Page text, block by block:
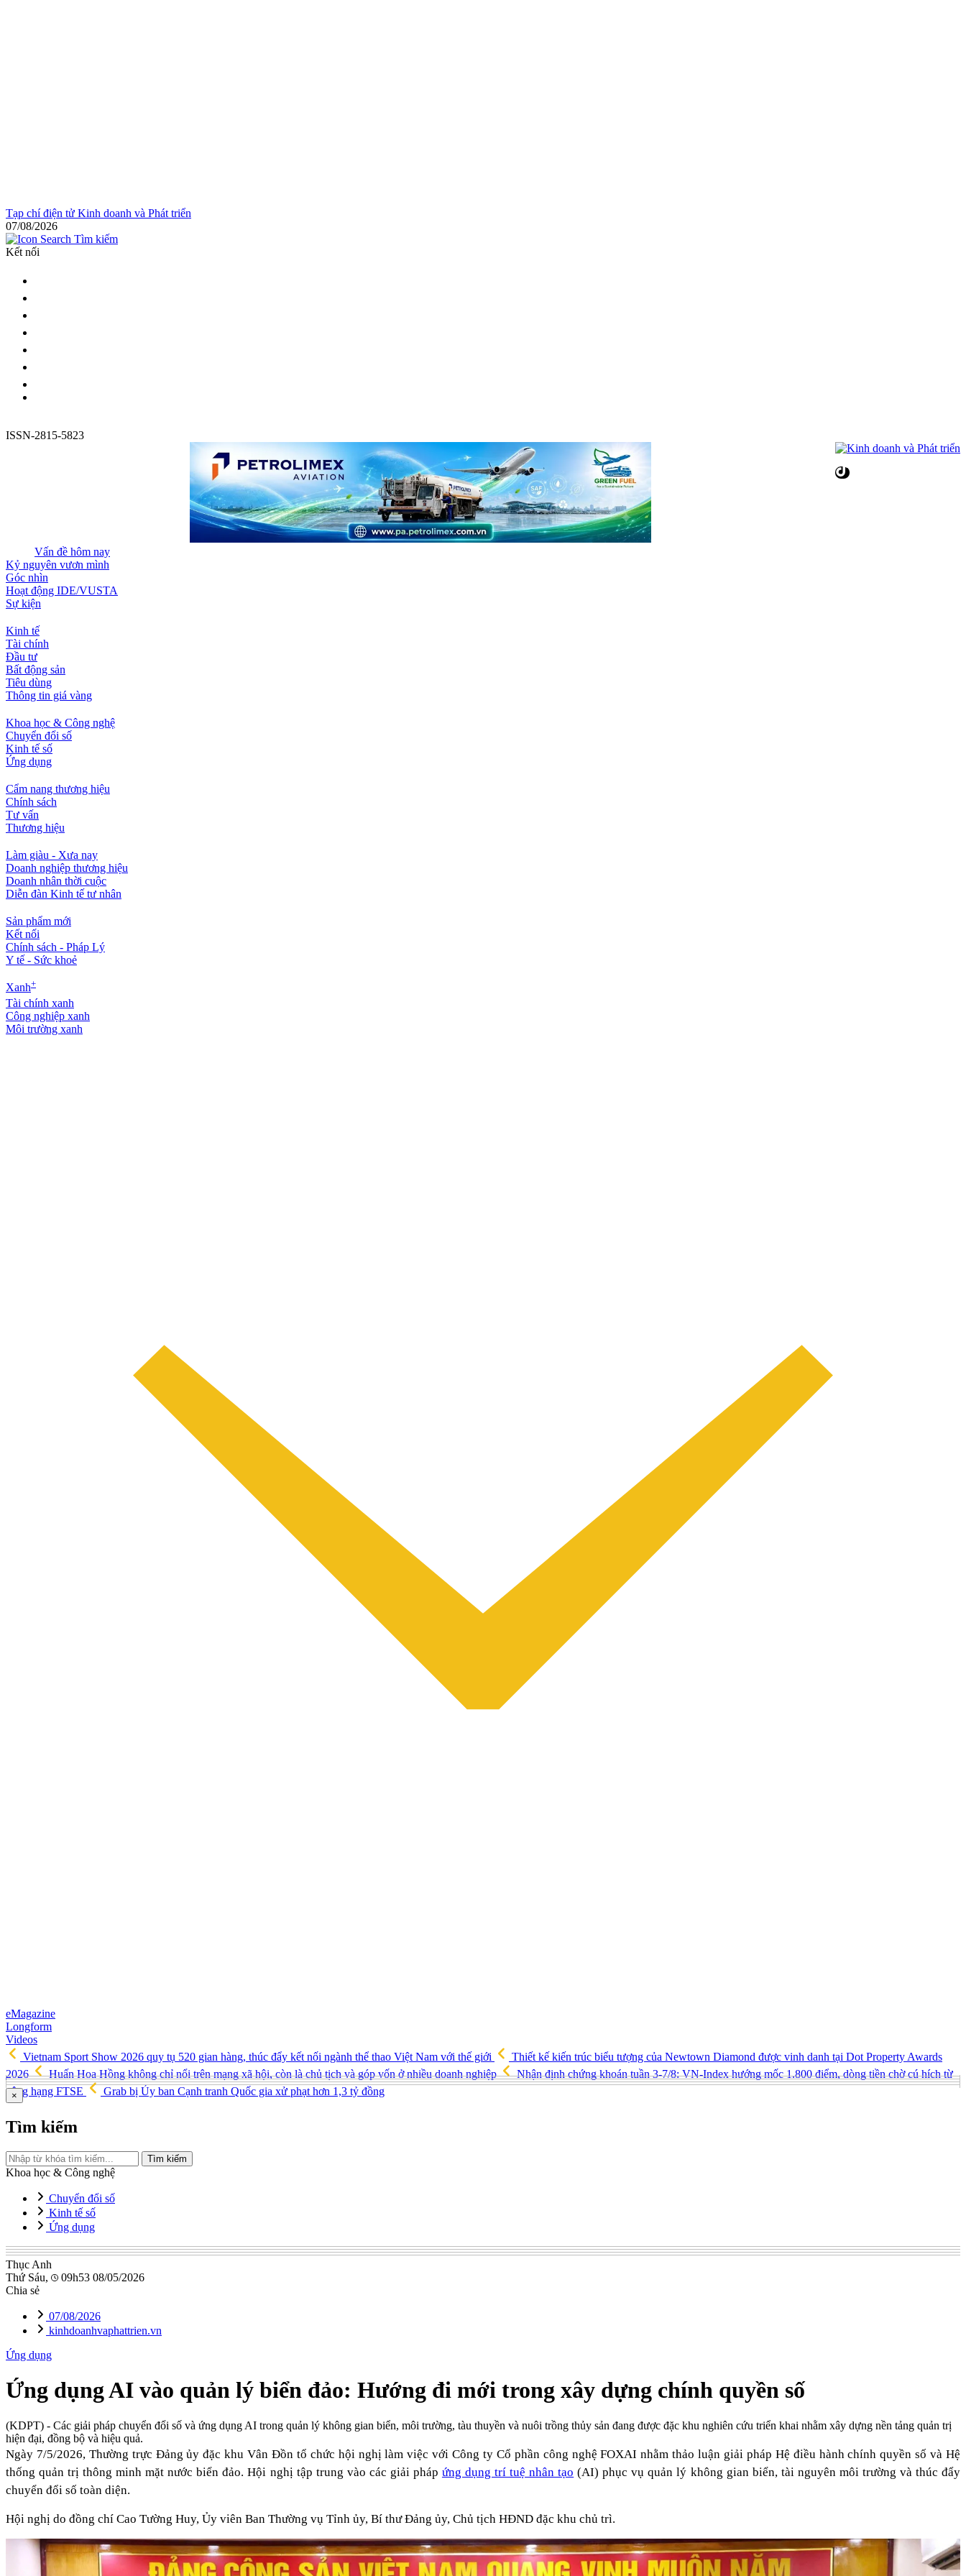
Tạp chí điện tử Kinh doanh và Phát triển
07/08/2026
Tìm kiếm
Kết nối
ISSN-2815-5823
Vấn đề hôm nay
Kỷ nguyên vươn mình
Góc nhìn
Hoạt động IDE/VUSTA
Sự kiện
Kinh tế
Tài chính
Đầu tư
Bất động sản
Tiêu dùng
Thông tin giá vàng
Khoa học & Công nghệ
Chuyển đổi số
Kinh tế số
Ứng dụng
Cẩm nang thương hiệu
Chính sách
Tư vấn
Thương hiệu
Làm giàu - Xưa nay
Doanh nghiệp thương hiệu
Doanh nhân thời cuộc
Diễn đàn Kinh tế tư nhân
Sản phẩm mới
Kết nối
Chính sách - Pháp Lý
Y tế - Sức khoẻ
Xanh+
Tài chính xanh
Công nghiệp xanh
Môi trường xanh
eMagazine
Longform
Videos
Vietnam Sport Show 2026 quy tụ 520 gian hàng, thúc đẩy kết nối ngành thể thao Việt Nam với thế giới
Thiết kế kiến trúc biểu tượng của Newtown Diamond được vinh danh tại Dot Property Awards
2026
Huấn Hoa Hồng không chỉ nổi trên mạng xã hội, còn là chủ tịch và góp vốn ở nhiều doanh nghiệp
Nhận định chứng khoán tuần 3-7/8: VN-Index hướng mốc 1.800 điểm, dòng tiền chờ cú hích từ
nâng hạng FTSE
Grab bị Ủy ban Cạnh tranh Quốc gia xử phạt hơn 1,3 tỷ đồng
×
Tìm kiếm
Tìm kiếm
Khoa học & Công nghệ
Chuyển đổi số
Kinh tế số
Ứng dụng
Thục Anh
Thứ Sáu,
09h53 08/05/2026
Chia sẻ
07/08/2026
kinhdoanhvaphattrien.vn
Ứng dụng
Ứng dụng AI vào quản lý biển đảo: Hướng đi mới trong xây dựng chính quyền số
(KDPT) - Các giải pháp chuyển đổi số và ứng dụng AI trong quản lý không gian biển, môi trường, tàu thuyền và nuôi trồng thủy sản đang được đặc khu nghiên cứu triển khai nhằm xây dựng nền tảng quản trị
hiện đại, đồng bộ và hiệu quả.
Ngày 7/5/2026, Thường trực Đảng ủy đặc khu Vân Đồn tổ chức hội nghị làm việc với Công ty Cổ phần công nghệ FOXAI nhằm thảo luận giải pháp Hệ điều hành chính quyền số và Hệ
thống quản trị thông minh mặt nước biển đảo. Hội nghị tập trung vào các giải pháp ứng dụng trí tuệ nhân tạo (AI) phục vụ quản lý không gian biển, tài nguyên môi trường và thúc đẩy
chuyển đổi số toàn diện.
Hội nghị do đồng chí Cao Tường Huy, Ủy viên Ban Thường vụ Tỉnh ủy, Bí thư Đảng ủy, Chủ tịch HĐND đặc khu chủ trì.